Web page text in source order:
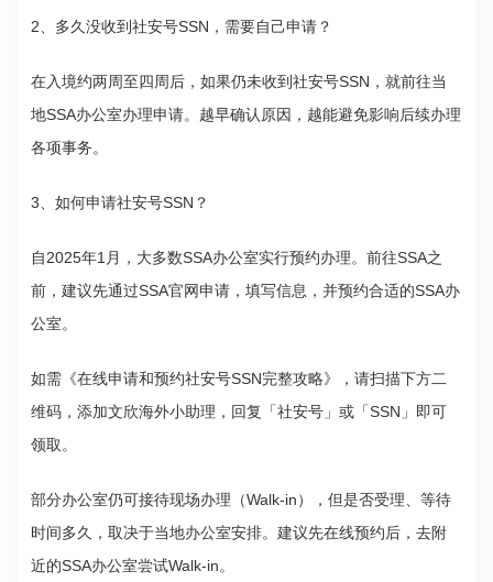
2、多久没收到社安号SSN，需要自己申请？
在入境约两周至四周后，如果仍未收到社安号SSN，就前往当
地SSA办公室办理申请。越早确认原因，越能避免影响后续办理
各项事务。
3、如何申请社安号SSN？
自2025年1月，大多数SSA办公室实行预约办理。前往SSA之
前，建议先通过SSA官网申请，填写信息，并预约合适的SSA办
公室。
如需《在线申请和预约社安号SSN完整攻略》，请扫描下方二
维码，添加文欣海外小助理，回复「社安号」或「SSN」即可
领取。
部分办公室仍可接待现场办理（Walk-in），但是否受理、等待
时间多久，取决于当地办公室安排。建议先在线预约后，去附
近的SSA办公室尝试Walk-in。